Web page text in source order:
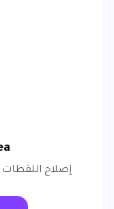
إصلاح